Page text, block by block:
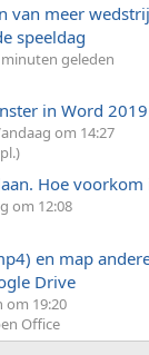
van meer
speeldag
minuten geleden
in Word 2019
om 14:27
Hoe voorkom
om 12:08
en map
Drive
om 19:20
Office